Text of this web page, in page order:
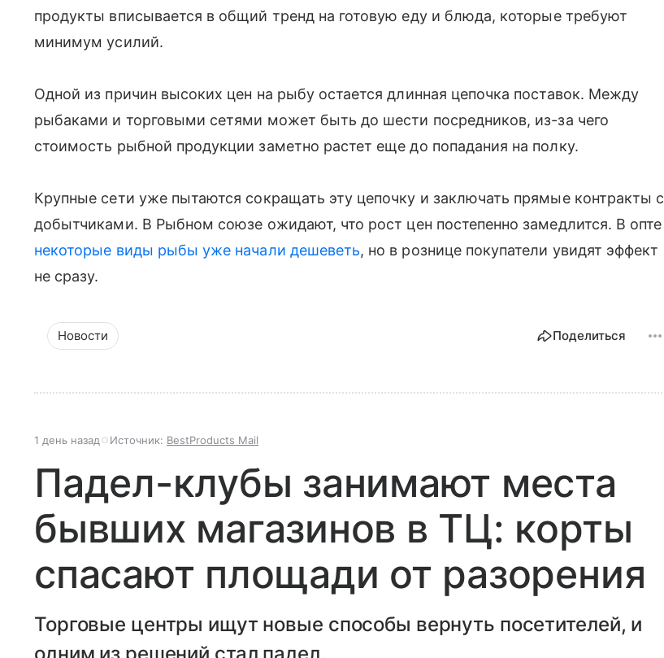
продукты вписывается в общий тренд на готовую еду и блюда, которые требуют
минимум усилий.
Одной из причин высоких цен на рыбу остается длинная цепочка поставок. Между
рыбаками и торговыми сетями может быть до шести посредников, из-за чего
стоимость рыбной продукции заметно растет еще до попадания на полку.
Крупные сети уже пытаются сокращать эту цепочку и заключать прямые контракты с
добытчиками. В Рыбном союзе ожидают, что рост цен постепенно замедлится. В опте
некоторые виды рыбы уже начали дешеветь, но в рознице покупатели увидят эффект
не сразу.
Новости Поделиться
1 день назад Источник: BestProducts Mail
Падел-клубы занимают места
бывших магазинов в ТЦ: корты
спасают площади от разорения
Торговые центры ищут новые способы вернуть посетителей, и